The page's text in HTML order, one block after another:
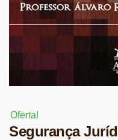
Oferta!
Segurança